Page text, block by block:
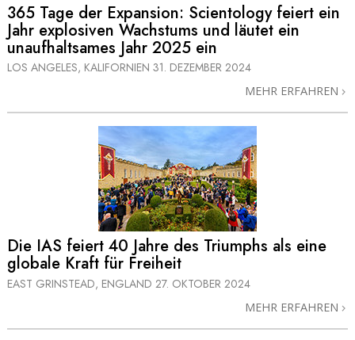
365 Tage der Expansion: Scientology feiert ein
Jahr explosiven Wachstums und läutet ein
unaufhaltsames Jahr 2025 ein
LOS ANGELES, KALIFORNIEN 31. DEZEMBER 2024
MEHR ERFAHREN
Die IAS feiert 40 Jahre des Triumphs als eine
globale Kraft für Freiheit
EAST GRINSTEAD, ENGLAND 27. OKTOBER 2024
MEHR ERFAHREN